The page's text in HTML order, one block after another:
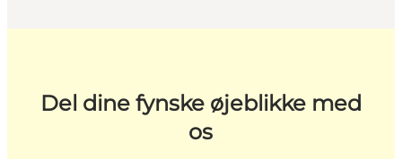
Del dine fynske øjeblikke med
os